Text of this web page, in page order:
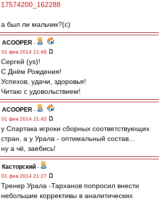
17574200_162288
а был ли мальчик?(с)
ACOOPER -
01 фев 2014 21:48
Сергей (ys)!
С Днём Рождения!
Успехов, удачи, здоровья!
Читаю с удовольствием!
ACOOPER -
01 фев 2014 21:42
у Спартака игроки сборных соответствующих
стран, а у Урала - оптимальный состав...
ну а чё, заебись!
Касторский -
01 фев 2014 21:27
Тренер Урала -Тарханов попросил внести
небольшие коррективы в аналитических